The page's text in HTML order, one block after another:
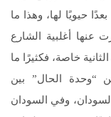
حيويًا لها، وهذا ما
عنها أغلبية الشارع
خاصة، فكثيرًا ما
“وحدة الحال” بين
وفي السودان